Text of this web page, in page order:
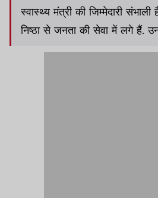
स्वास्थ्य मंत्री की जिम्मेदारी संभाली
निष्ठा से जनता की सेवा में लगे हैं.